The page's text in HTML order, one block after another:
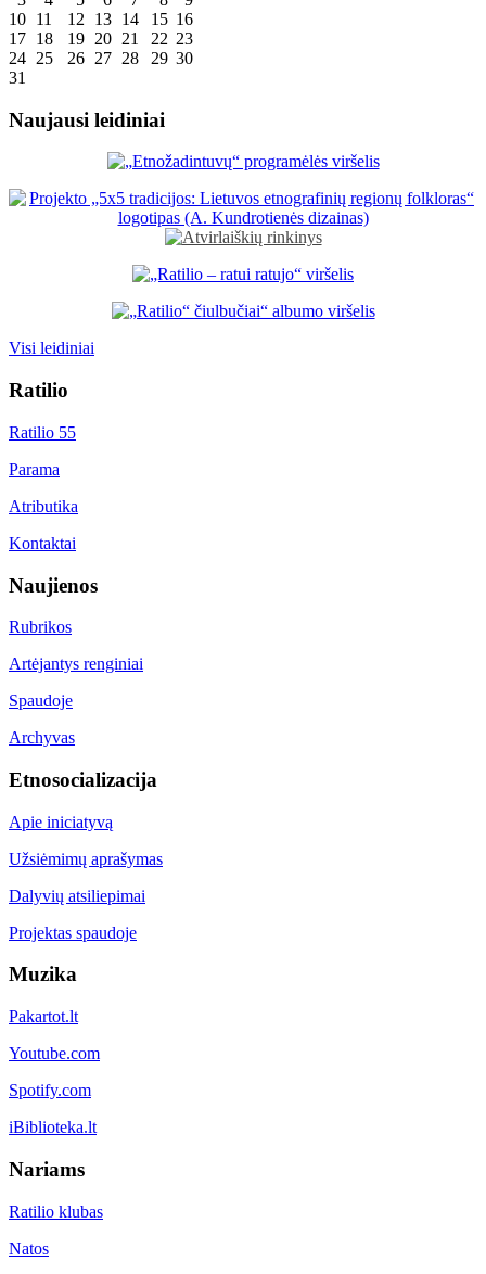
10 11 12 13 14 15 16
17 18 19 20 21 22 23
24 25 26 27 28 29 30
31
Naujausi leidiniai
Visi leidiniai
Ratilio
Ratilio 55
Parama
Atributika
Kontaktai
Naujienos
Rubrikos
Artėjantys renginiai
Spaudoje
Archyvas
Etnosocializacija
Apie iniciatyvą
Užsiėmimų aprašymas
Dalyvių atsiliepimai
Projektas spaudoje
Muzika
Pakartot.lt
Youtube.com
Spotify.com
iBiblioteka.lt
Nariams
Ratilio klubas
Natos